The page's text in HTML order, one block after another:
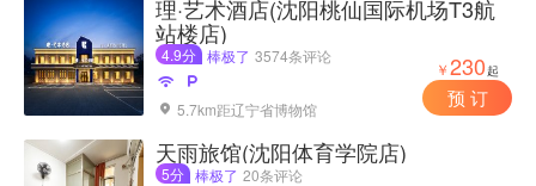
理·艺术酒店(沈阳桃仙国际机场T3航
站楼店)
4.9分 棒极了 3574条评论


 5.7km距辽宁省博物馆
￥230起
预 订
天雨旅馆(沈阳体育学院店)
5分 棒极了 20条评论